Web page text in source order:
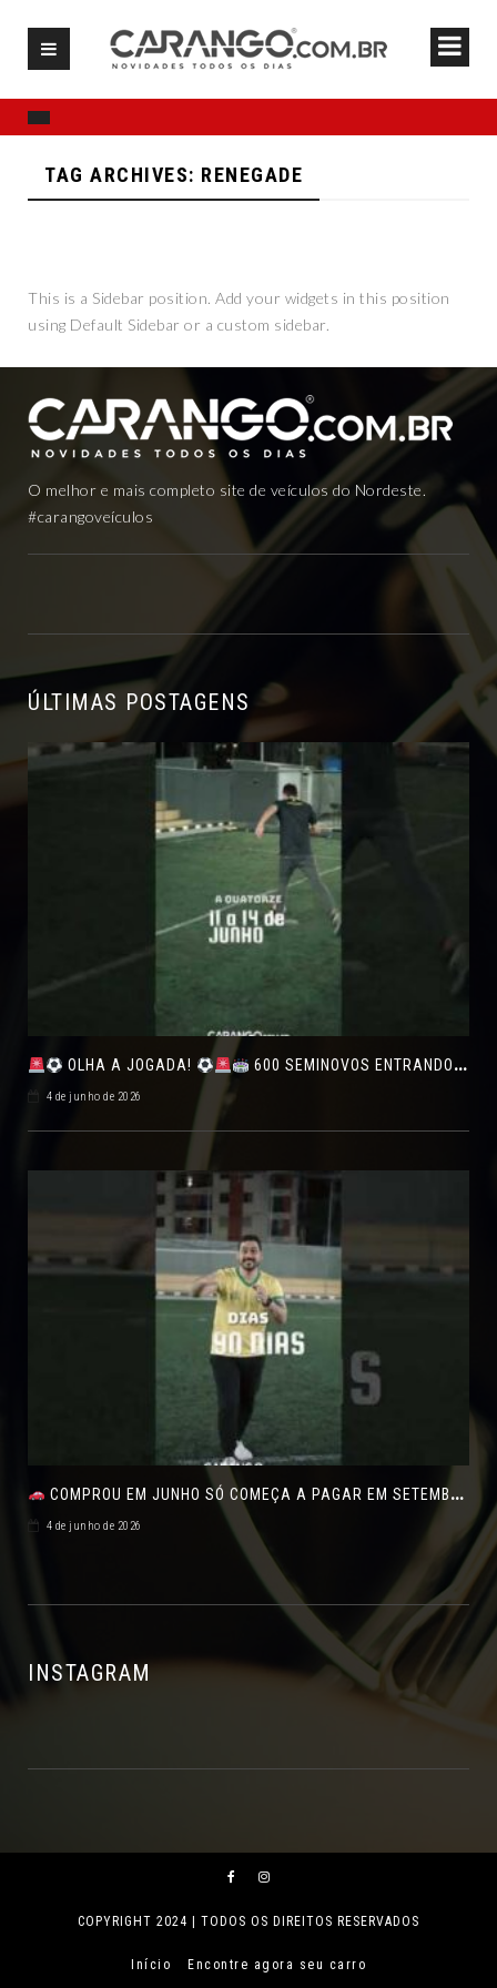
TAG ARCHIVES: RENEGADE
This is a Sidebar position. Add your widgets in this position
using Default Sidebar or a custom sidebar.
O melhor e mais completo site de veículos do Nordeste.
#carangoveículos
ÚLTIMAS POSTAGENS
OLHA A JOGADA! 600 SEMINOVOS ENTRANDO EM CAMPO NO FEIRÃO DE VERDADE!
4 de junho de 2026
COMPROU EM JUNHO SÓ COMEÇA A PAGAR EM SETEMBRO!NO FEIRÃO DE VERDADE EM ARACJU
4 de junho de 2026
INSTAGRAM
COPYRIGHT 2024 | TODOS OS DIREITOS RESERVADOS
Início Encontre agora seu carro